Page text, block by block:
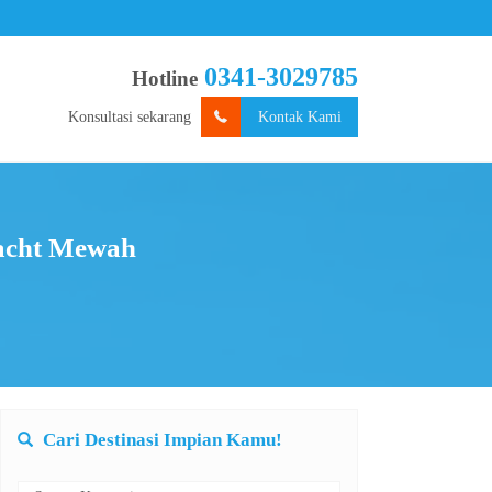
Hotline 0341-3029785
Konsultasi sekarang Kontak Kami
Mewah
Cari Destinasi Impian Kamu!